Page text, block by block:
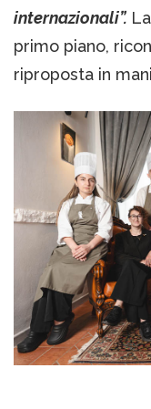
internazionali”.
primo piano,
riproposta in